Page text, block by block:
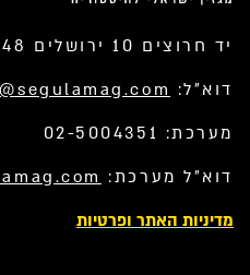
יד חרוצים 10 ירושלים 9342148
דוא”ל:
מערכת: 02-5004351
דוא”ל מערכת:
מדיניות האתר ופרטיות